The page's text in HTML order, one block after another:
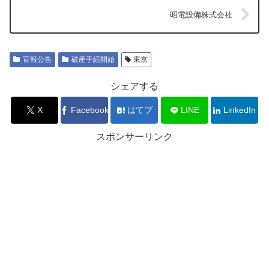
昭電設備株式会社
官報公告 破産手続開始 東京
シェアする
X Facebook はてブ LINE LinkedIn
スポンサーリンク